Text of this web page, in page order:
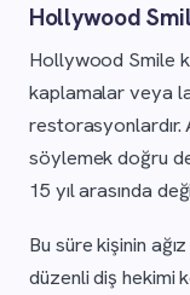
Hollywood
Hollywood Smile
kaplamalar veya
restorasyonlardır.
söylemek doğru
15 yıl arasında
Bu süre kişinin
düzenli diş hekimi